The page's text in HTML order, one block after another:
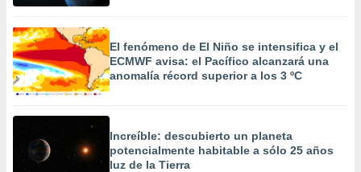
El fenómeno de El Niño se intensifica y el
ECMWF avisa: el Pacífico alcanzará una
anomalía récord superior a los 3 ºC
Increíble: descubierto un planeta
potencialmente habitable a sólo 25 años
luz de la Tierra